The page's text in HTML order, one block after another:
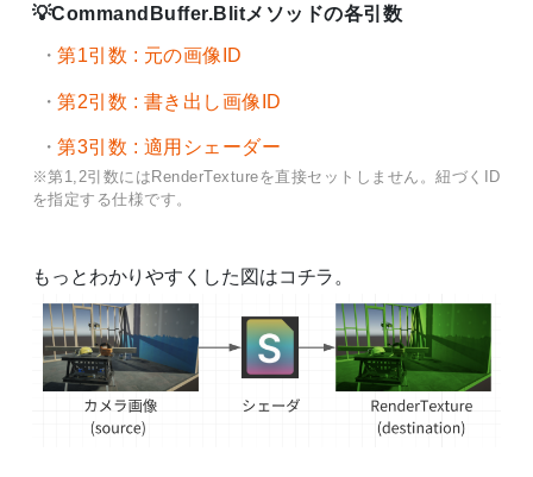
CommandBuffer.Blitメソッドの各引数
第1引数 : 元の画像ID
第2引数 : 書き出し画像ID
第3引数 : 適用シェーダー
※第1,2引数にはRenderTextureを直接セットしません。紐づくID
を指定する仕様です。
もっとわかりやすくした図はコチラ。